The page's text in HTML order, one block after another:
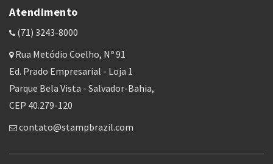
Atendimento
(71) 3243-8000
Rua Metódio Coelho, Nº 91
Ed. Prado Empresarial - Loja 1
Parque Bela Vista - Salvador-Bahia,
CEP 40.279-120
contato@stampbrazil.com